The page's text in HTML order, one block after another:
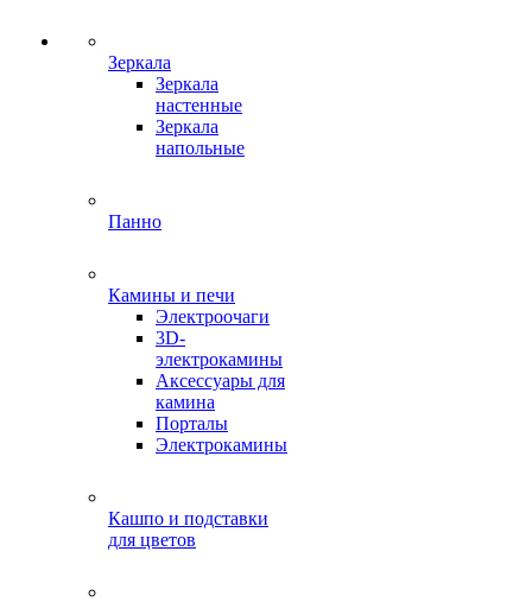
Зеркала
Зеркала
настенные
Зеркала
напольные
Панно
Камины и печи
Электроочаги
3D-
электрокамины
Аксессуары для
камина
Порталы
Электрокамины
Кашпо и подставки
для цветов